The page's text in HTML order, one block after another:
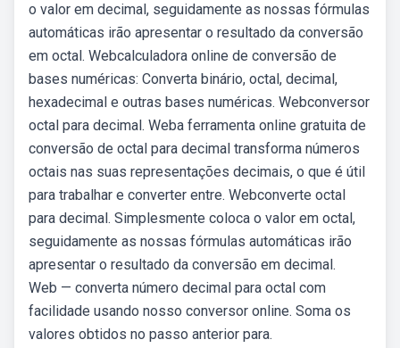
o valor em decimal, seguidamente as nossas fórmulas
automáticas irão apresentar o resultado da conversão
em octal. Webcalculadora online de conversão de
bases numéricas: Converta binário, octal, decimal,
hexadecimal e outras bases numéricas. Webconversor
octal para decimal. Weba ferramenta online gratuita de
conversão de octal para decimal transforma números
octais nas suas representações decimais, o que é útil
para trabalhar e converter entre. Webconverte octal
para decimal. Simplesmente coloca o valor em octal,
seguidamente as nossas fórmulas automáticas irão
apresentar o resultado da conversão em decimal.
Web — converta número decimal para octal com
facilidade usando nosso conversor online. Soma os
valores obtidos no passo anterior para.